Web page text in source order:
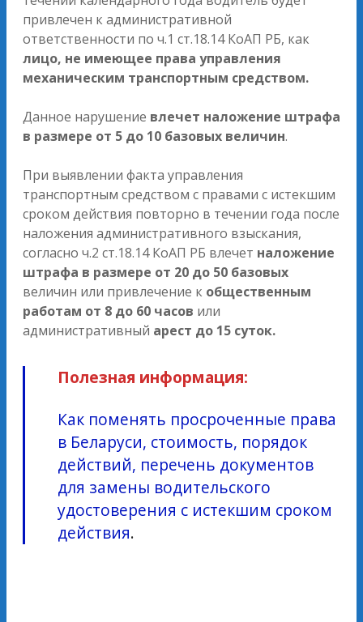
привлечен к административной
ответственности по ч.1 ст.18.14 КоАП РБ, как
лицо, не имеющее права управления
механическим транспортным средством.
Данное нарушение влечет наложение штрафа
в размере от 5 до 10 базовых величин.
При выявлении факта управления
транспортным средством с правами с истекшим
сроком действия повторно в течении года после
наложения административного взыскания,
согласно ч.2 ст.18.14 КоАП РБ влечет наложение
штрафа в размере от 20 до 50 базовых
величин или привлечение к общественным
работам от 8 до 60 часов или
административный арест до 15 суток.
Полезная информация:
Как поменять просроченные права
в Беларуси, стоимость, порядок
действий, перечень документов
для замены водительского
удостоверения с истекшим сроком
действия.